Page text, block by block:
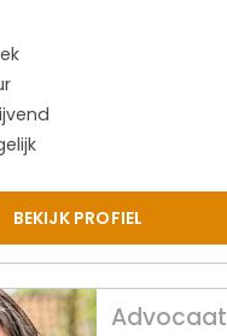
BEKIJK PROFIEL
Advocaat